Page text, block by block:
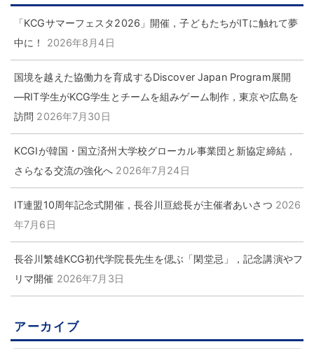
「KCGサマーフェスタ2026」開催，子どもたちがITに触れて夢
中に！
2026年8月4日
国境を越えた協働力を育成するDiscover Japan Program展開
―RIT学生がKCG学生とチームを組みゲーム制作，東京や広島を
訪問 2026年7月30日
KCGIが韓国・国立済州大学校グローカル事業団と新協定締結，
さらなる交流の強化へ 2026年7月24日
IT連盟10周年記念式開催，長谷川亘総長が主催者あいさつ 2026
年7月6日
長谷川繁雄KCG初代学院長先生を偲ぶ「閑堂忌」，記念講演やフ
リマ開催 2026年7月3日
アーカイブ